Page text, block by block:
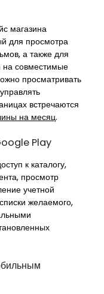
магазина
для просмотра
а также для
на совместимые
просматривать
встречаются
на месяц.
Play
к каталогу,
просмотр
учетной
желаемого,